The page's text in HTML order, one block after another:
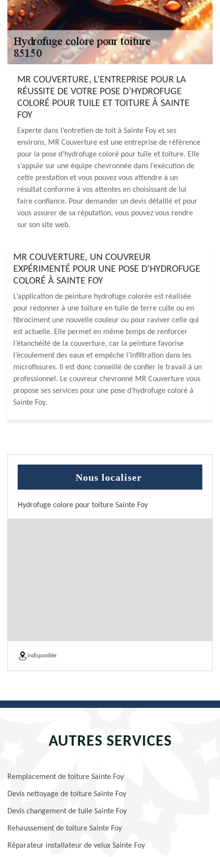
MR COUVERTURE, L’ENTREPRISE POUR LA
RÉUSSITE DE VOTRE POSE D’HYDROFUGE
COLORÉ POUR TUILE ET TOITURE À SAINTE
FOY
Experte dans l’entretien de toit à Sainte Foy et ses
environs, MR Couverture est une entreprise de référence
pour la pose d’hydrofuge coloré pour tuile et toiture. Elle
s’appuie sur une équipe chevronnée dans l’exécution de
cette prestation et vous pouvez vous attendre à un
résultat conforme à vos attentes en choisissant de lui
faire confiance. Pour demander un devis détaillé et pour
vous assurer de sa réputation, vous pouvez vous rendre
sur son site web.
MR COUVERTURE, UN COUVREUR
EXPÉRIMENTÉ POUR UNE POSE D’HYDROFUGE
COLORÉ À SAINTE FOY
L’application de peinture hydrofuge colorée est réalisée
pour redonner à une toiture en tuile de terre cuite ou en
fibrociment une nouvelle couleur ou pour raviver celle qui
est actuelle. Elle permet en même temps de renforcer
l’étanchéité de la couverture, car la peinture favorise
l’écoulement des eaux et empêche l’infiltration dans les
microfissures. Il est donc conseillé de confier le travail à un
professionnel. Le couvreur chevronné MR Couverture vous
propose ses services pour une pose d’hydrofuge coloré à
Sainte Foy.
Nous localiser
Hydrofuge colore pour toiture Sainte Foy
indisponible
AUTRES SERVICES
Remplacement de toiture Sainte Foy
Devis nettoyage de toiture Sainte Foy
Devis changement de tuile Sainte Foy
Rehaussement de toiture Sainte Foy
Réparateur installateur de velux Sainte Foy